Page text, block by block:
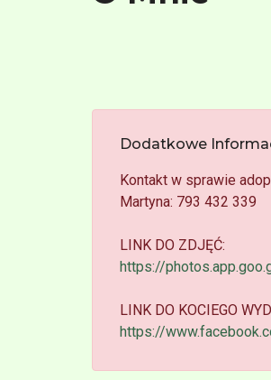
Dodatkowe
Kontakt w sprawie
Martyna: 793 432 339
LINK DO ZDJĘĆ:
https://
LINK DO KOCIEGO
https://